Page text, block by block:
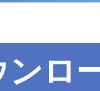
ンロ